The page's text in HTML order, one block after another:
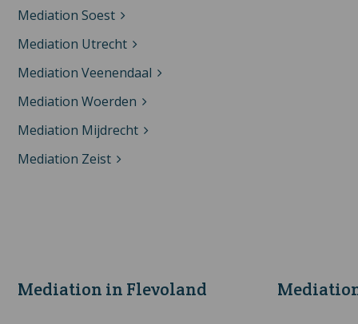
Mediation Soest
Mediation Utrecht
Mediation Veenendaal
Mediation Woerden
Mediation Mijdrecht
Mediation Zeist
Mediation in Flevoland